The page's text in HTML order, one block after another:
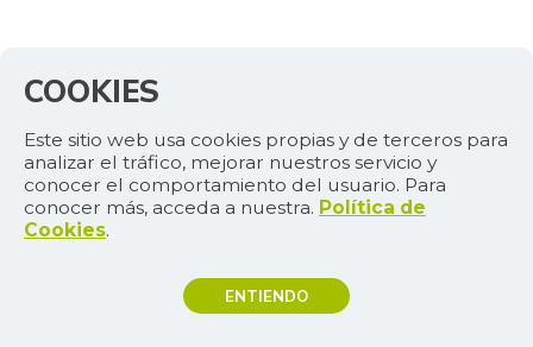
COOKIES
Este sitio web usa cookies propias y de terceros para
analizar el tráfico, mejorar nuestros servicio y
conocer el comportamiento del usuario. Para
conocer más, acceda a nuestra. Política de
Cookies.
ENTIENDO